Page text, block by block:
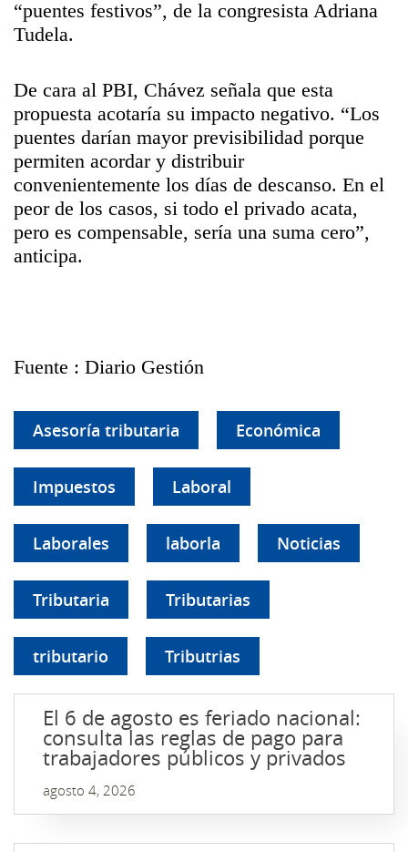
“puentes festivos”, de la congresista Adriana
Tudela.
De cara al PBI, Chávez señala que esta
propuesta acotaría su impacto negativo. “Los
puentes darían mayor previsibilidad porque
permiten acordar y distribuir
convenientemente los días de descanso. En el
peor de los casos, si todo el privado acata,
pero es compensable, sería una suma cero”,
anticipa.
Fuente : Diario Gestión
Asesoría tributaria Económica
Impuestos Laboral
Laborales laborla Noticias
Tributaria Tributarias
tributario Tributrias
El 6 de agosto es feriado nacional:
consulta las reglas de pago para
trabajadores públicos y privados
agosto 4, 2026